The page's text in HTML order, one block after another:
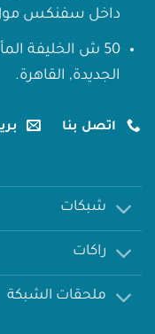
داخل سفنكس مول،
50 ش الخليفة
الجديدة, القاهرة.
اتصل بنا
شبكات
راكات
ملحقات الشبكة